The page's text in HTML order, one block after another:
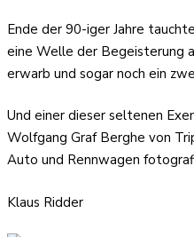
Ende der 90-iger Jahre
eine Welle der Begeisterung
erwarb und sogar noch ein
Und einer dieser seltenen
Wolfgang Graf Berghe von
Auto und Rennwagen
Klaus Ridder